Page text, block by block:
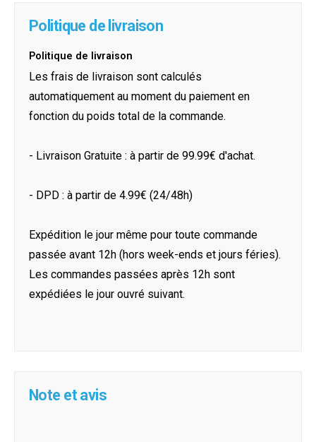
Politique de livraison
Politique de livraison
Les frais de livraison sont calculés
automatiquement au moment du paiement en
fonction du poids total de la commande.
- Livraison Gratuite : à partir de 99.99€ d'achat.
- DPD : à partir de 4.99€ (24/48h)
Expédition le jour même pour toute commande
passée avant 12h (hors week-ends et jours féries).
Les commandes passées après 12h sont
expédiées le jour ouvré suivant.
Note et avis